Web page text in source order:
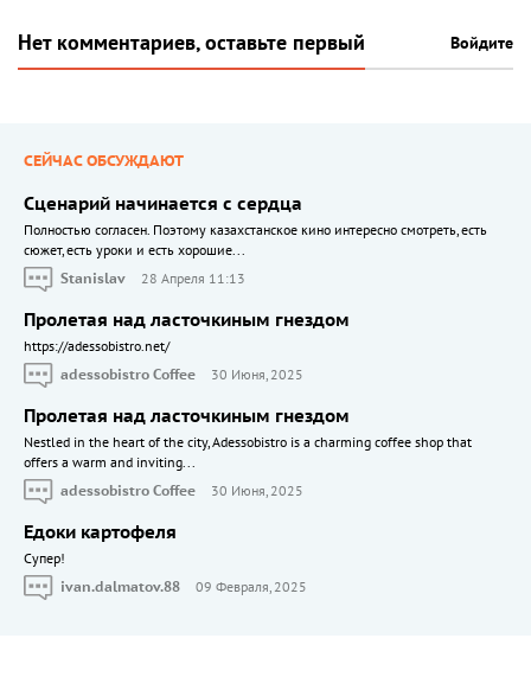
Нет комментариев, оставьте первый Войдите
СЕЙЧАС ОБСУЖДАЮТ
Сценарий начинается с сердца
Полностью согласен. Поэтому казахстанское кино интересно смотреть, есть
сюжет, есть уроки и есть хорошие...
Stanislav
28 Апреля 11:13
Пролетая над ласточкиным гнездом
https://adessobistro.net/
adessobistro Coffee
30 Июня, 2025
Пролетая над ласточкиным гнездом
Nestled in the heart of the city, Adessobistro is a charming coffee shop that
offers a warm and inviting...
adessobistro Coffee
30 Июня, 2025
Едоки картофеля
Cупер!
ivan.dalmatov.88
09 Февраля, 2025